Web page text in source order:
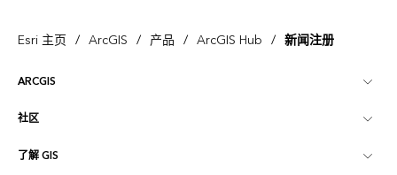
Esri 主页 / ArcGIS / 产品 / ArcGIS Hub / 新闻注册
ARCGIS
ArcGIS 概览
制图
社区
Esri 社区
了解 GIS